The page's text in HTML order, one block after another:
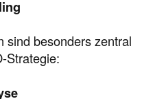
sind besonders zentral
Strategie: